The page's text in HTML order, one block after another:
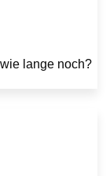
lange noch?